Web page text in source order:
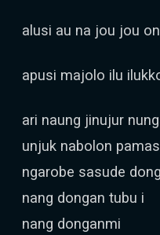
alusi au na jou jou on
apusi majolo ilu
ari naung jinujur
unjuk nabolon
ngarobe sasude
nang dongan tubu i
nang donganmi